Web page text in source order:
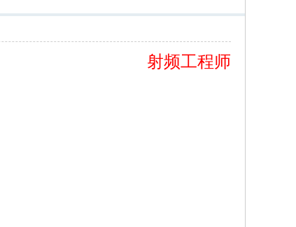
射频工程师